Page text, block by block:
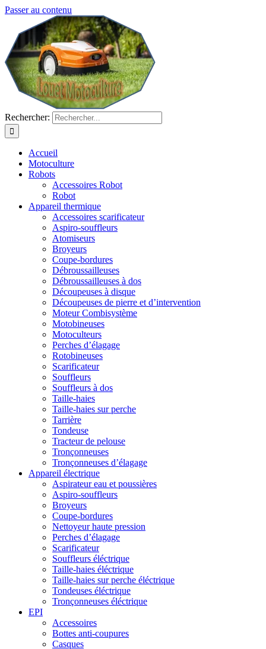
Passer au contenu
Rechercher:
Accueil
Motoculture
Robots
Accessoires Robot
Robot
Appareil thermique
Accessoires scarificateur
Aspiro-souffleurs
Atomiseurs
Broyeurs
Coupe-bordures
Débroussailleuses
Débroussailleuses à dos
Découpeuses à disque
Découpeuses de pierre et d’intervention
Moteur Combisystème
Motobineuses
Motoculteurs
Perches d’élagage
Rotobineuses
Scarificateur
Souffleurs
Souffleurs à dos
Taille-haies
Taille-haies sur perche
Tarrière
Tondeuse
Tracteur de pelouse
Tronçonneuses
Tronçonneuses d’élagage
Appareil électrique
Aspirateur eau et poussières
Aspiro-souffleurs
Broyeurs
Coupe-bordures
Nettoyeur haute pression
Perches d’élagage
Scarificateur
Souffleurs éléctrique
Taille-haies éléctrique
Taille-haies sur perche éléctrique
Tondeuses éléctrique
Tronçonneuses éléctrique
EPI
Accessoires
Bottes anti-coupures
Casques